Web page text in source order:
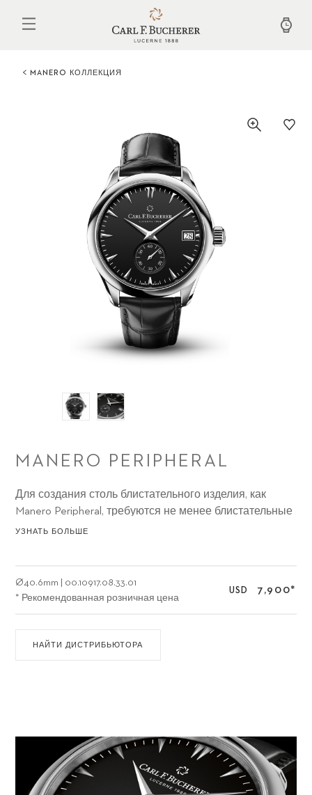
основному
MANERO КОЛЛЕКЦИЯ
MANERO PERIPHERAL
Для создания столь блистательного изделия, как
Manero Peripheral, требуются не менее блистательные
разработки.
УЗНАТЬ БОЛЬШЕ
Ø40.6mm
00.10917.08.33.01
* Рекомендованная розничная цена
USD 7,900*
НАЙТИ ДИСТРИБЬЮТОРА